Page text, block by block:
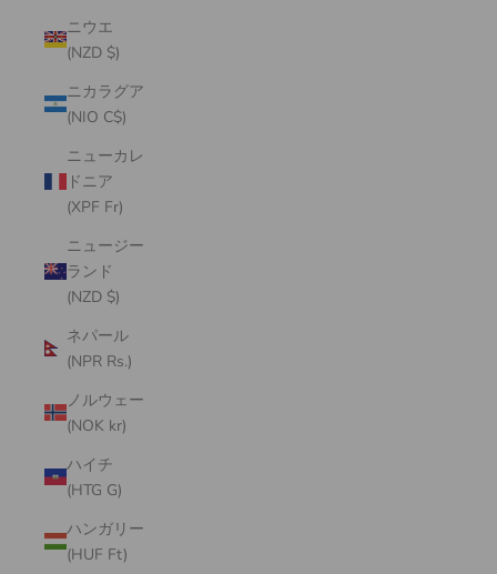
ニウエ
(NZD $)
ニカラグア
(NIO C$)
ニューカレ
ドニア
(XPF Fr)
ニュージー
ランド
(NZD $)
ネパール
(NPR Rs.)
ノルウェー
(NOK kr)
ハイチ
(HTG G)
ハンガリー
(HUF Ft)